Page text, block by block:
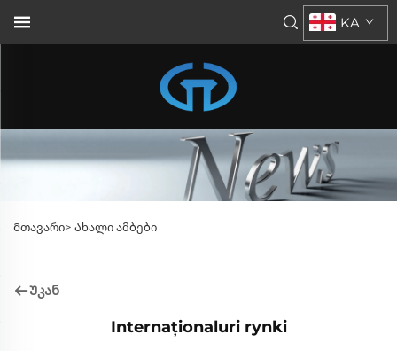
KA
Მთავარი> Ახალი ამბები
Უკან
Internaționaluri rynki